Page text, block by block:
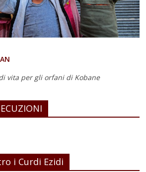
vita per gli orfani di Kobane
i Curdi Ezidi